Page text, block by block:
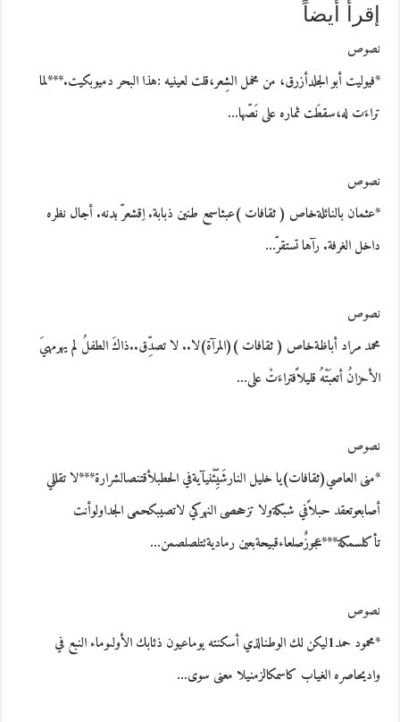
إقرأ أيضاً
نصوص
*فيوليت أبو الجلدأزرق، من مخمل الشِعر،قلت لعينيه :هذا البحر دميوبكيت.***لما
تراءَت له،سقطَت ثماره على نَصّها…
نصوص
*عثمان بالنائلةخاص ( ثقافات )عبثاسمع طنين ذبابة. اِقشعرّ بدنه. أجال نظره
داخل الغرفة. رآها تستقرّ…
نصوص
محمد مراد أباظةخاص ( ثقافات )(المرآة)لا.. لا تصدِّق..ذاكَ الطفلُ لم يهرمهيَ
الأحزانُ أتعبَتْهُ قليلاًفتراءَتْ على…
نصوص
*منى العاصي(ثقافات)يا خليل النارشَيِّئْنيآيةفي الحطبلأقتنصالشرارة***لا تقللي
أصابعوتعقد حبلاًفي شبكةولا تزححصى النهركي لاتصيبكحمى الجداولوأنت
تأكلسمكة***عجوزٌصلعاءقبيحةبعين رماديةتتلصلصمن…
نصوص
*محمود حمد1ليكن لك الوطنالذي أسكنته يوماعيون ذئابك الأولىوماء النبع في
واديحاصره الغياب كاسمكالزمنيلا معنى سوى…